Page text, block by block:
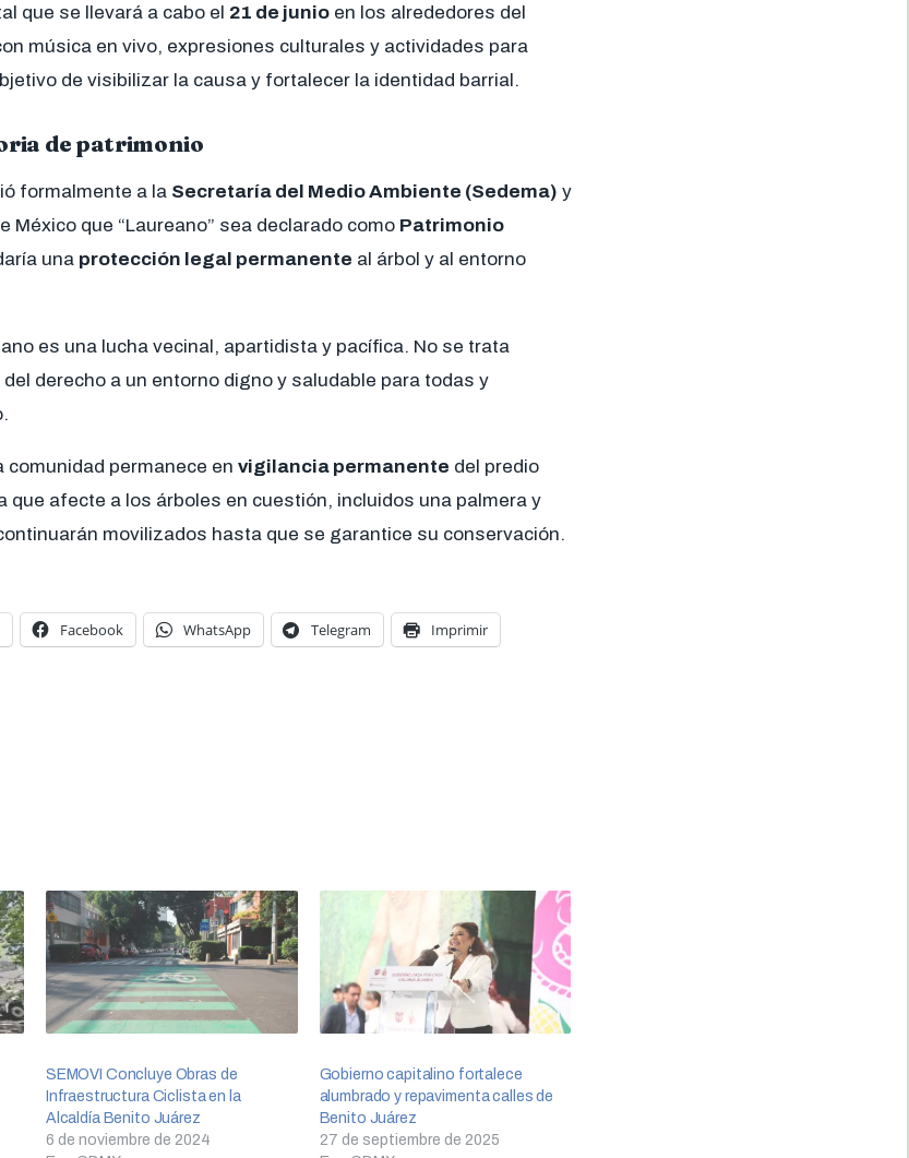
que se llevará a cabo el 21 de junio en los alrededores del
música en vivo, expresiones culturales y actividades para
de visibilizar la causa y fortalecer la identidad barrial.
de patrimonio
formalmente a la Secretaría del Medio Ambiente (Sedema) y
México que “Laureano” sea declarado como Patrimonio
una protección legal permanente al árbol y al entorno
es una lucha vecinal, apartidista y pacífica. No se trata
derecho a un entorno digno y saludable para todas y
comunidad permanece en vigilancia permanente del predio
que afecte a los árboles en cuestión, incluidos una palmera y
movilizados hasta que se garantice su conservación.
Facebook WhatsApp Telegram Imprimir
SEMOVI Concluye Obras de
Infraestructura Ciclista en la
Alcaldía Benito Juárez
6 de noviembre de 2024
Gobierno capitalino fortalece
alumbrado y repavimenta calles de
Benito Juárez
27 de septiembre de 2025